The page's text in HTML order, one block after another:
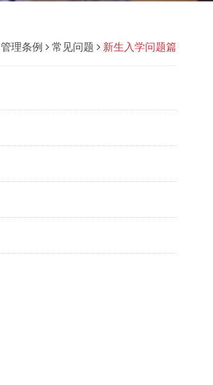
管理条例 常见问题 新生入学问题篇